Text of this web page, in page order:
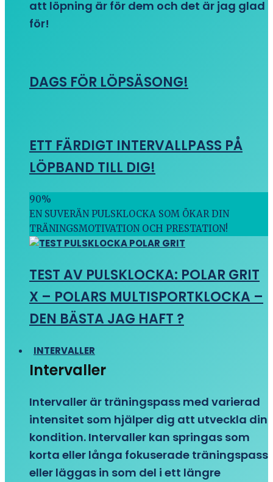
att löpning är för dem och det är jag glad
för!
DAGS FÖR LÖPSÄSONG!
ETT FÄRDIGT INTERVALLPASS PÅ
LÖPBAND TILL DIG!
90%
EN SUVERÄN PULSKLOCKA SOM ÖKAR DIN
TRÄNINGSMOTIVATION OCH PRESTATION!
TEST AV PULSKLOCKA: POLAR GRIT
X – POLARS MULTISPORTKLOCKA –
DEN BÄSTA JAG HAFT ?
INTERVALLER
Intervaller
Intervaller är träningspass med varierad
intensitet som hjälper dig att utveckla din
kondition. Intervaller kan springas som
korta eller långa fokuserade träningspass
eller läggas in som del i ett längre